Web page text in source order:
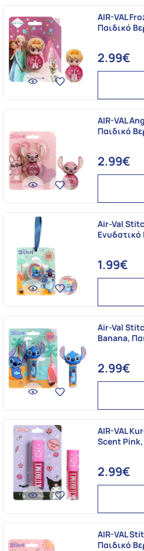
AIR-VAL
Παιδικό
2.99€
AIR-VAL
Παιδικό
2.99€
Air-Val
1.99€
Air-Val
Banana,
2.99€
AIR-VAL
Scent Pink,
2.99€
AIR-VAL
Παιδικό